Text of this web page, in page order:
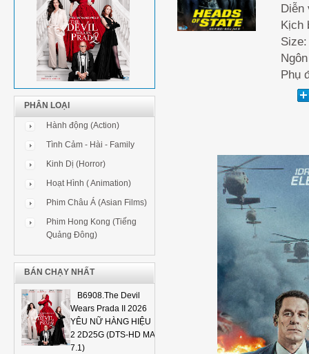
PHÂN LOẠI
Hành động (Action)
Tình Cảm - Hài - Family
Kinh Dị (Horror)
Hoạt Hình ( Animation)
Phim Châu Á (Asian Films)
Phim Hong Kong (Tiếng
Quảng Đông)
BÁN CHẠY NHẤT
B6908.The Devil
Wears Prada II 2026
YÊU NỮ HÀNG HIỆU
2 2D25G (DTS-HD MA
7.1)
Diễn
Kịch
Phụ